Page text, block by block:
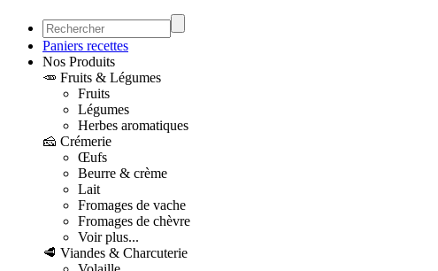
Paniers recettes
Nos Produits
🥕 Fruits & Légumes
Fruits
Légumes
Herbes aromatiques
🧀 Crémerie
Œufs
Beurre & crème
Lait
Fromages de vache
Fromages de chèvre
Voir plus...
🥩 Viandes & Charcuterie